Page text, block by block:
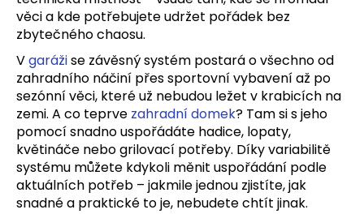
věci a kde potřebujete udržet pořádek bez
zbytečného chaosu.
Vgarážise závěsný systém postará o všechno od
zahradního náčiní přes sportovní vybavení až po
sezónní věci, které už nebudou ležet v krabicích na
zemi. A co teprve zahradní domek? Tam si s jeho
pomocí snadno uspořádáte hadice, lopaty,
květináče nebo grilovací potřeby. Díky variabilitě
systému můžete kdykoli měnit uspořádání podle
aktuálních potřeb – jakmile jednou zjistíte, jak
snadné a praktické to je, nebudete chtít jinak.